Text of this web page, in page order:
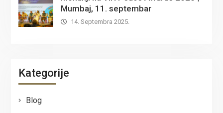
Mumbaj, 11. septembar
14. Septembra 2025.
Kategorije
Blog